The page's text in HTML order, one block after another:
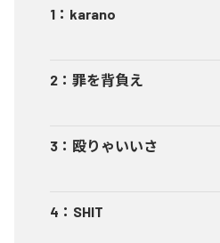
1 ： karano
2 ： 罪を背負え
3 ： 殴りゃいいさ
4 ： SHIT